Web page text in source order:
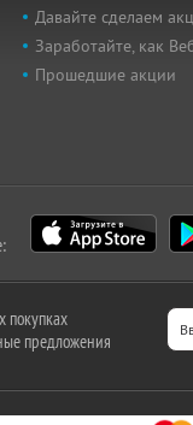
Давайте сделаем
Заработайте, как
Прошедшие акции
покупках
предложения